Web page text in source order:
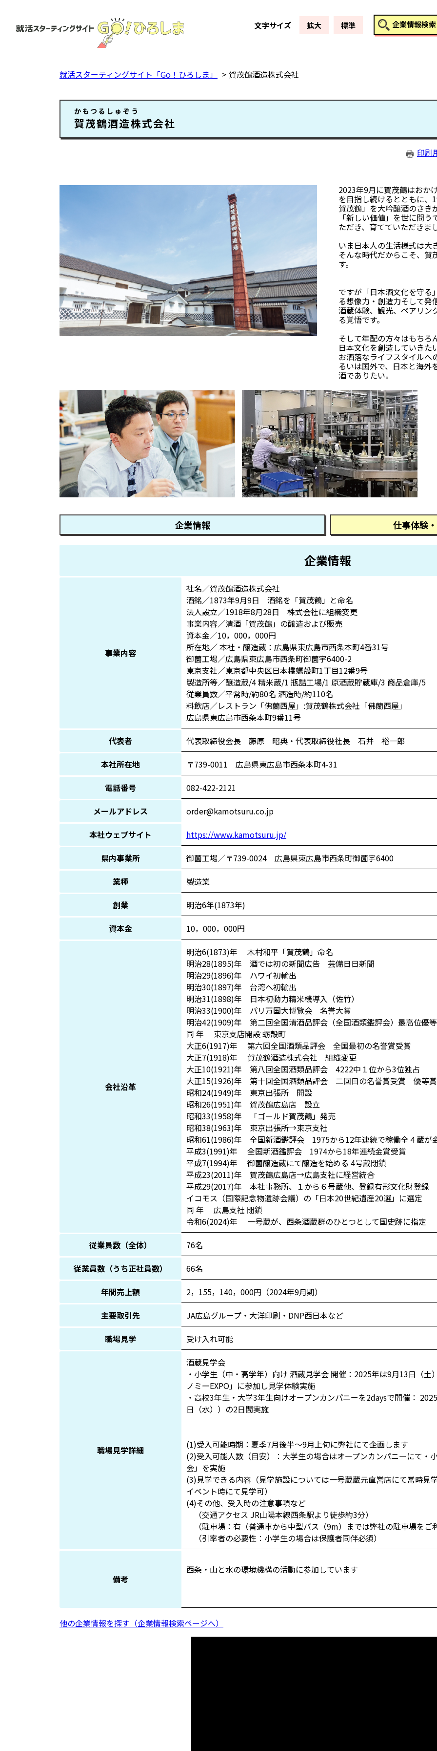
文字サイズ 拡大 標準 企業情報検索
就活スターティングサイト「Go！ひろしま」 賀茂鶴酒造株式会社
かもつるしゅぞう
賀茂鶴酒造株式会社
印刷
2023年9月に賀茂鶴はおか
を目指し続けるとともに、
賀茂鶴」を大吟醸酒のさき
「新しい価値」を世に問
ただき、育てていただきま
いま日本人の生活様式は大
そんな時代だからこそ、賀
す。
ですが「日本酒文化を守る
る想像力・創造力そして発
酒蔵体験、観光、ペアリン
る覚悟です。
そして年配の方々はもちろ
日本文化を創造していきた
お洒落なライフスタイルへ
るいは国外で、日本と海外
酒でありたい。
企業情報 仕事体験
企業情報
事業内容
社名／賀茂鶴酒造株式会社
酒銘／1873年9月9日 酒銘を「賀茂鶴」と命名
法人設立／1918年8月28日 株式会社に組織変更
事業内容／清酒「賀茂鶴」の醸造および販売
資本金／10，000，000円
所在地／ 本社・醸造蔵：広島県東広島市西条本町4番31号
御薗工場／広島県東広島市西条町御薗宇6400-2
東京支社／東京都中央区日本橋蠣殻町1丁目12番9号
製造所等／醸造蔵/4 精米蔵/1 瓶詰工場/1 原酒蔵貯蔵庫/3 商品倉庫/5
従業員数／平常時/約80名 酒造時/約110名
料飲店／レストラン「佛蘭西屋」:賀茂鶴株式会社「佛蘭西屋」
広島県東広島市西条本町9番11号
代表者
代表取締役会長 藤原 昭典・代表取締役社長 石井 裕一郎
本社所在地
〒739-0011 広島県東広島市西条本町4-31
電話番号
082-422-2121
メールアドレス
order@kamotsuru.co.jp
本社ウェブサイト
https://www.kamotsuru.jp/
県内事業所
御薗工場／〒739-0024 広島県東広島市西条町御薗宇6400
業種
製造業
創業
明治6年(1873年)
資本金
10，000，000円
会社沿革
明治6(1873)年 木村和平「賀茂鶴」命名
明治28(1895)年 酒では初の新聞広告 芸備日日新聞
明治29(1896)年 ハワイ初輸出
明治30(1897)年 台湾へ初輸出
明治31(1898)年 日本初動力精米機導入（佐竹）
明治33(1900)年 パリ万国大博覧会 名誉大賞
明治42(1909)年 第二回全国清酒品評会（全国酒類鑑評会）最高位優
同 年 東京支店開設 蛎殻町
大正6(1917)年 第六回全国酒類品評会 全国最初の名誉賞受賞
大正7(1918)年 賀茂鶴酒造株式会社 組織変更
大正10(1921)年 第八回全国酒類品評会 4222中１位から3位独占
大正15(1926)年 第十回全国酒類品評会 二回目の名誉賞受賞 優等
昭和24(1949)年 東京出張所 開設
昭和26(1951)年 賀茂鶴広島店 設立
昭和33(1958)年 「ゴールド賀茂鶴」発売
昭和38(1963)年 東京出張所→東京支社
昭和61(1986)年 全国新酒鑑評会 1975から12年連続で稼働全４蔵が
平成3(1991)年 全国新酒鑑評会 1974から18年連続金賞受賞
平成7(1994)年 御薗醸造蔵にて醸造を始める 4号蔵閉鎖
平成23(2011)年 賀茂鶴広島店→広島支社に経営統合
平成29(2017)年 本社事務所、１から６号蔵他、登録有形文化財登録
イコモス（国際記念物遺跡会議）の「日本20世紀遺産20選」に選定
同 年 広島支社 閉鎖
令和6(2024)年 一号蔵が、西条酒蔵群のひとつとして国史跡に指定
従業員数（全体）
76名
従業員数（うち正社員数）
66名
年間売上額
2，155，140，000円（2024年9月期）
主要取引先
JA広島グループ・大洋印刷・DNP西日本など
職場見学
受け入れ可能
職場見学詳細
酒蔵見学会
・小学生（中・高学年）向け 酒蔵見学会 開催：2025年は9月13日（
ノミーEXPO」に参加し見学体験実施
・高校3年生・大学3年生向けオープンカンパニーを2daysで開催：
日（水））の2日間実施
(1)受入可能時期：夏季7月後半～9月上旬に弊社にて企画します
(2)受入可能人数（目安）：大学生の場合はオープンカンパニーにて・
会」を実施
(3)見学できる内容（見学施設については一号蔵蔵元直営店にて常時見
イベント時にて見学可）
(4)その他、受入時の注意事項など
（交通アクセス JR山陽本線西条駅より徒歩約3分）
（駐車場：有（普通車から中型バス（9m）までは弊社の駐車場をご
（引率者の必要性：小学生の場合は保護者同伴必須）
備考
西条・山と水の環境機構の活動に参加しています
他の企業情報を探す（企業情報検索ページへ）